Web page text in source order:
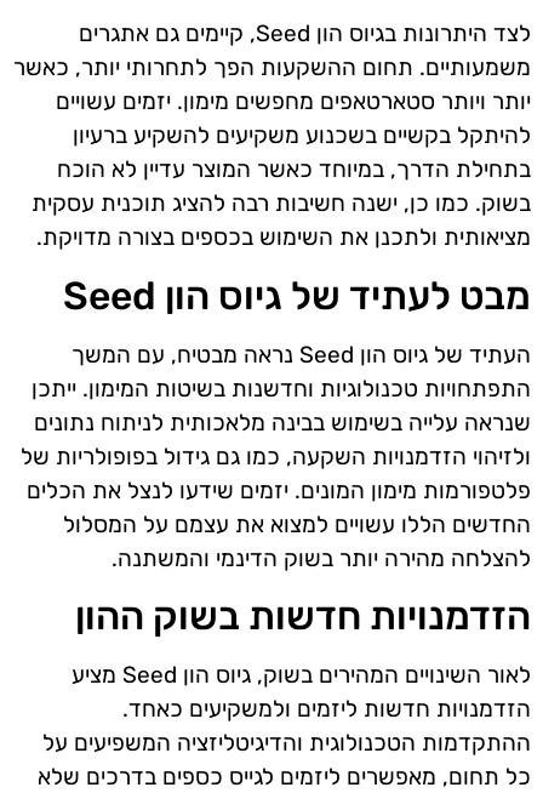
לצד היתרונות בגיוס הון Seed, קיימים גם אתגרים
משמעותיים. תחום ההשקעות הפך לתחרותי יותר, כאשר
יותר ויותר סטארטאפים מחפשים מימון. יזמים עשויים
להיתקל בקשיים בשכנוע משקיעים להשקיע ברעיון
בתחילת הדרך, במיוחד כאשר המוצר עדיין לא הוכח
בשוק. כמו כן, ישנה חשיבות רבה להציג תוכנית עסקית
מציאותית ולתכנן את השימוש בכספים בצורה מדויקת.
מבט לעתיד של גיוס הון Seed
העתיד של גיוס הון Seed נראה מבטיח, עם המשך
התפתחויות טכנולוגיות וחדשנות בשיטות המימון. ייתכן
שנראה עלייה בשימוש בבינה מלאכותית לניתוח נתונים
ולזיהוי הזדמנויות השקעה, כמו גם גידול בפופולריות של
פלטפורמות מימון המונים. יזמים שידעו לנצל את הכלים
החדשים הללו עשויים למצוא את עצמם על המסלול
להצלחה מהירה יותר בשוק הדינמי והמשתנה.
הזדמנויות חדשות בשוק ההון
לאור השינויים המהירים בשוק, גיוס הון Seed מציע
הזדמנויות חדשות ליזמים ולמשקיעים כאחד.
ההתקדמות הטכנולוגית והדיגיטליזציה המשפיעים על
כל תחום, מאפשרים ליזמים לגייס כספים בדרכים שלא